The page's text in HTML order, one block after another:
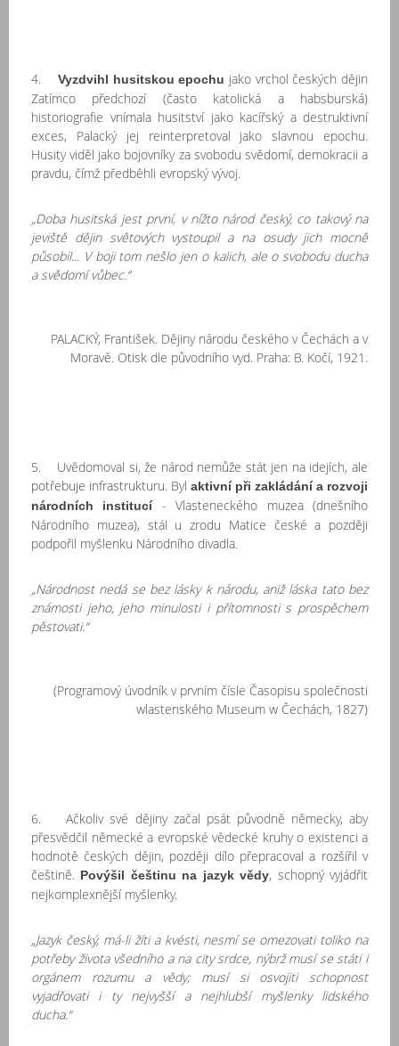
4. Vyzdvihl husitskou epochu jako vrchol českých dějin
Zatímco předchozí (často katolická a habsburská)
historiografie vnímala husitství jako kacířský a destruktivní
exces, Palacký jej reinterpretoval jako slavnou epochu.
Husity viděl jako bojovníky za svobodu svědomí, demokracii a
pravdu, čímž předběhli evropský vývoj.
„Doba husitská jest první, v nížto národ český, co takový na
jeviště dějin světových vystoupil a na osudy jich mocně
působil... V boji tom nešlo jen o kalich, ale o svobodu ducha
a svědomí vůbec.“
PALACKÝ, František. Dějiny národu českého v Čechách a v
Moravě. Otisk dle původního vyd. Praha: B. Kočí, 1921.
5. Uvědomoval si, že národ nemůže stát jen na idejích, ale
potřebuje infrastrukturu. Byl aktivní při zakládání a rozvoji
národních institucí- Vlasteneckého muzea (dnešního
Národního muzea), stál u zrodu Matice české a později
podpořil myšlenku Národního divadla.
„Národnost nedá se bez lásky k národu, aniž láska tato bez
známosti jeho, jeho minulosti i přítomnosti s prospěchem
pěstovati.“
(Programový úvodník v prvním čísle Časopisu společnosti
wlastenského Museum w Čechách, 1827)
6. Ačkoliv své dějiny začal psát původně německy, aby
přesvědčil německé a evropské vědecké kruhy o existenci a
hodnotě českých dějin, později dílo přepracoval a rozšířil v
češtině. Povýšil češtinu na jazyk vědy, schopný vyjádřit
nejkomplexnější myšlenky.
„Jazyk český, má-li žíti a kvésti, nesmí se omezovati toliko na
potřeby života všedního a na city srdce, nýbrž musí se státi i
orgánem rozumu a vědy; musí si osvojiti schopnost
vyjadřovati i ty nejvyšší a nejhlubší myšlenky lidského
ducha.“